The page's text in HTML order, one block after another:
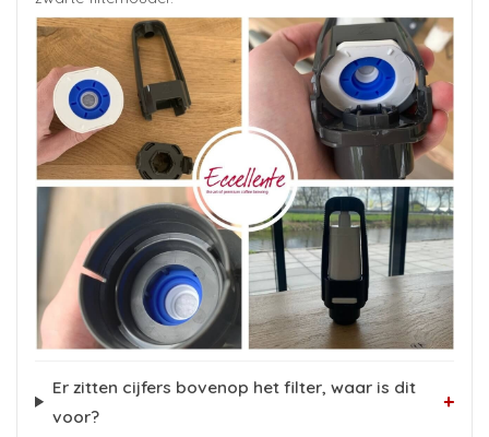
Er zitten cijfers bovenop het filter, waar is dit
voor?
+